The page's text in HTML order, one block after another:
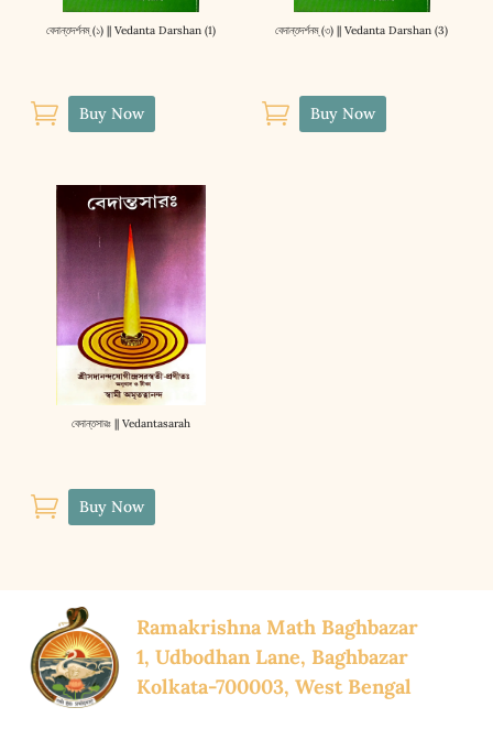
বেদান্তদর্শনম্‌ (১) || Vedanta Darshan (1)
 Buy Now
বেদান্তদর্শনম্‌ (৩) || Vedanta Darshan (3)
 Buy Now
বেদান্তসারঃ || Vedantasarah
 Buy Now
Ramakrishna Math Baghbazar
1, Udbodhan Lane, Baghbazar
Kolkata-700003, West Bengal